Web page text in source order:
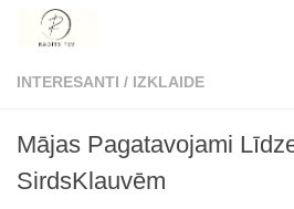
Skip to content
INTERESANTI / IZKLAIDE
Mājas Pagatavojami
SirdsKlauvēm